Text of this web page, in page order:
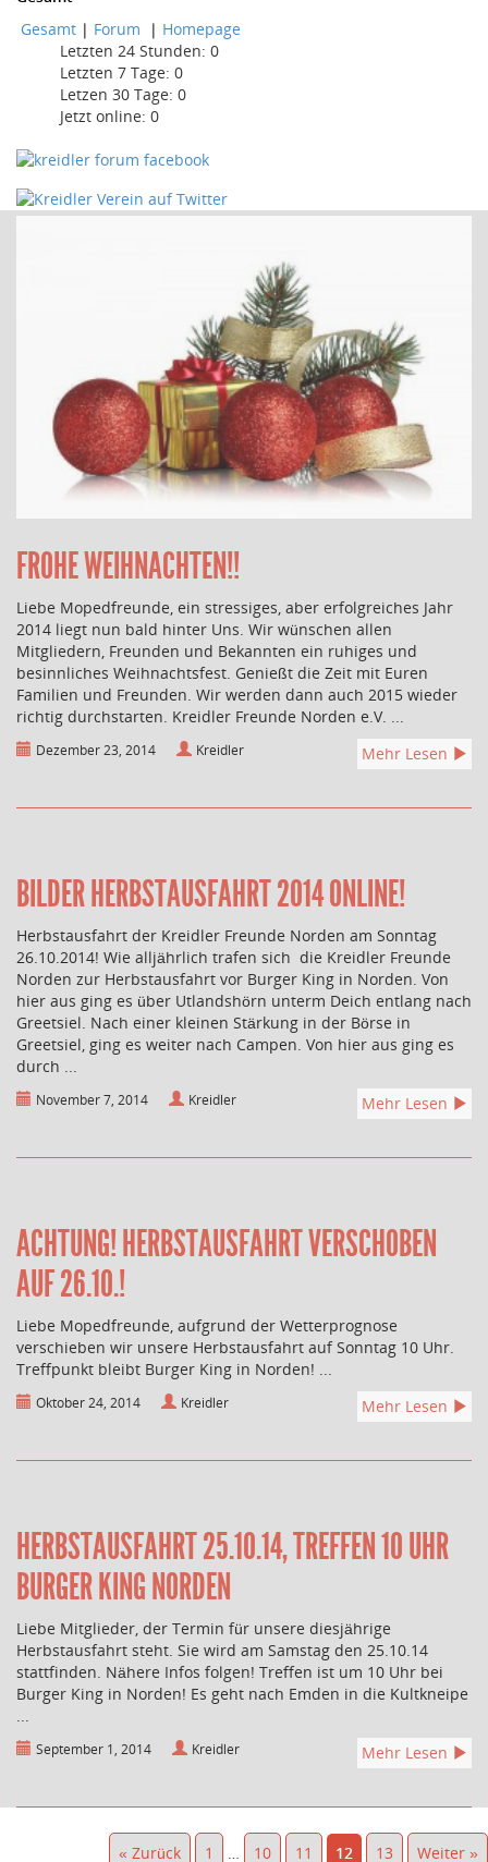
Gesamt | Forum | Homepage
Letzten 24 Stunden: 0
Letzten 7 Tage: 0
Letzen 30 Tage: 0
Jetzt online: 0
FROHE WEIHNACHTEN!!
Liebe Mopedfreunde, ein stressiges, aber erfolgreiches Jahr
2014 liegt nun bald hinter Uns. Wir wünschen allen
Mitgliedern, Freunden und Bekannten ein ruhiges und
besinnliches Weihnachtsfest. Genießt die Zeit mit Euren
Familien und Freunden. Wir werden dann auch 2015 wieder
richtig durchstarten. Kreidler Freunde Norden e.V. ...
Dezember 23, 2014 Kreidler Mehr Lesen
BILDER HERBSTAUSFAHRT 2014 ONLINE!
Herbstausfahrt der Kreidler Freunde Norden am Sonntag
26.10.2014! Wie alljährlich trafen sich die Kreidler Freunde
Norden zur Herbstausfahrt vor Burger King in Norden. Von
hier aus ging es über Utlandshörn unterm Deich entlang nach
Greetsiel. Nach einer kleinen Stärkung in der Börse in
Greetsiel, ging es weiter nach Campen. Von hier aus ging es
durch ...
November 7, 2014 Kreidler Mehr Lesen
ACHTUNG! HERBSTAUSFAHRT VERSCHOBEN
AUF 26.10.!
Liebe Mopedfreunde, aufgrund der Wetterprognose
verschieben wir unsere Herbstausfahrt auf Sonntag 10 Uhr.
Treffpunkt bleibt Burger King in Norden! ...
Oktober 24, 2014 Kreidler Mehr Lesen
HERBSTAUSFAHRT 25.10.14, TREFFEN 10 UHR
BURGER KING NORDEN
Liebe Mitglieder, der Termin für unsere diesjährige
Herbstausfahrt steht. Sie wird am Samstag den 25.10.14
stattfinden. Nähere Infos folgen! Treffen ist um 10 Uhr bei
Burger King in Norden! Es geht nach Emden in die Kultkneipe
...
September 1, 2014 Kreidler Mehr Lesen
« Zurück 1 … 10 11 12 13 Weiter »